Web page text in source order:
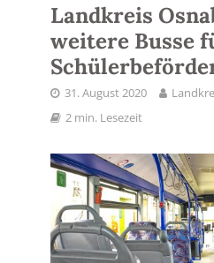
Landkreis
weitere Busse
31. August 2020
2 min. Lesezeit